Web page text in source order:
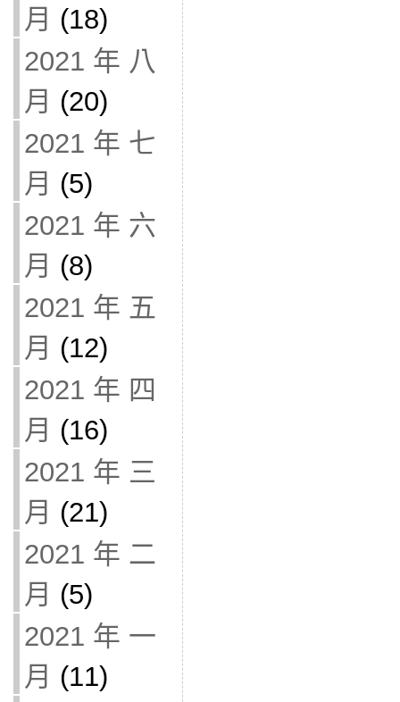
月 (18)
2021 年 八
月 (20)
2021 年 七
月 (5)
2021 年 六
月 (8)
2021 年 五
月 (12)
2021 年 四
月 (16)
2021 年 三
月 (21)
2021 年 二
月 (5)
2021 年 一
月 (11)